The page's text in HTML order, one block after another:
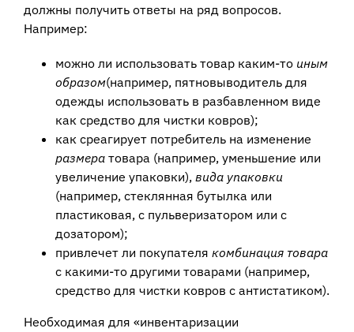
должны получить ответы на ряд вопросов.
Например:
можно ли использовать товар каким-то иным
образом(например, пятновыводитель для
одежды использовать в разбавленном виде
как средство для чистки ковров);
как среагирует потребитель на изменение
размера товара (например, уменьшение или
увеличение упаковки), вида упаковки
(например, стеклянная бутылка или
пластиковая, с пульверизатором или с
дозатором);
привлечет ли покупателя комбинация товара
с какими-то другими товарами (например,
средство для чистки ковров с антистатиком).
Необходимая для «инвентаризации